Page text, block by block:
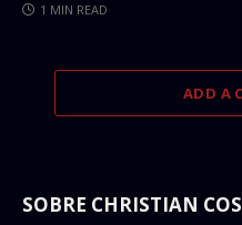
1 MIN READ
ADD A
SOBRE CHRISTIAN